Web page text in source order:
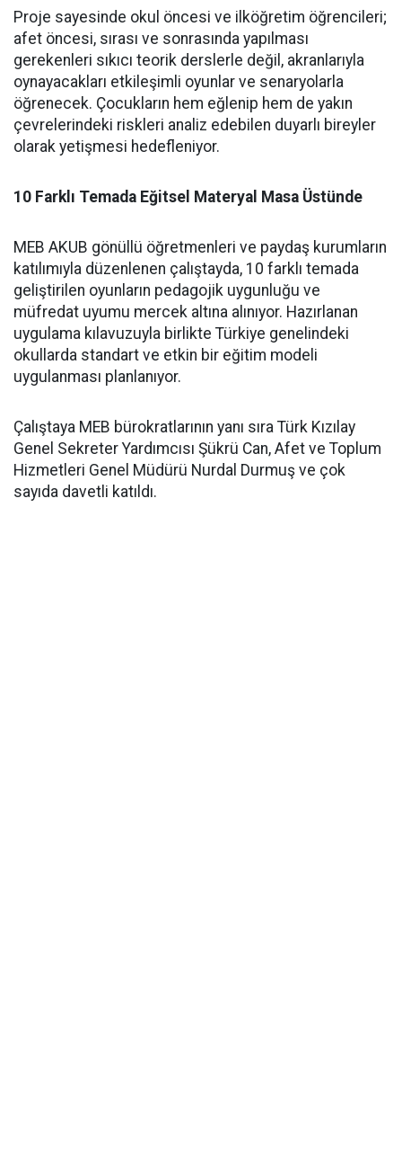
Proje sayesinde okul öncesi ve ilköğretim öğrencileri;
afet öncesi, sırası ve sonrasında yapılması
gerekenleri sıkıcı teorik derslerle değil, akranlarıyla
oynayacakları etkileşimli oyunlar ve senaryolarla
öğrenecek. Çocukların hem eğlenip hem de yakın
çevrelerindeki riskleri analiz edebilen duyarlı bireyler
olarak yetişmesi hedefleniyor.
10 Farklı Temada Eğitsel Materyal Masa Üstünde
MEB AKUB gönüllü öğretmenleri ve paydaş kurumların
katılımıyla düzenlenen çalıştayda, 10 farklı temada
geliştirilen oyunların pedagojik uygunluğu ve
müfredat uyumu mercek altına alınıyor. Hazırlanan
uygulama kılavuzuyla birlikte Türkiye genelindeki
okullarda standart ve etkin bir eğitim modeli
uygulanması planlanıyor.
Çalıştaya MEB bürokratlarının yanı sıra Türk Kızılay
Genel Sekreter Yardımcısı Şükrü Can, Afet ve Toplum
Hizmetleri Genel Müdürü Nurdal Durmuş ve çok
sayıda davetli katıldı.